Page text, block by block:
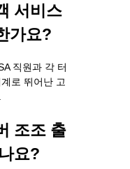
서비스
가요?
직원과 각 터
로 뛰어난 고
조조 출
요?